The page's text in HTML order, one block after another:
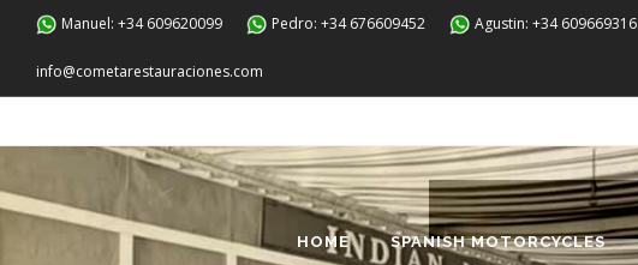
Manuel: +34 609620099 Pedro: +34 676609452 Agustin: +34 609669316
info@cometarestauraciones.com
HOME SPANISH MOTORCYCLES